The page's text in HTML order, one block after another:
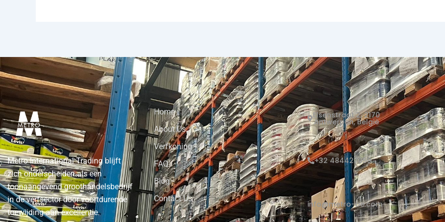
Metro International Trading blijft
zich onderscheiden als een
toonaangevend groothandelsbedrijf
in de verfsector door voortdurende
toewijding aan excellentie.
Home
About Us
Verfkoning
FAQ
Blog
Contact Us
Elsenstraat 2, 2170
Antwerpen, België
+32 484427059
info@metro-be.com